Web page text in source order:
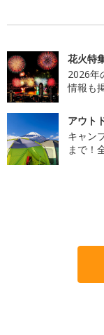
花火特
2026年
情報も
アウト
キャン
まで！